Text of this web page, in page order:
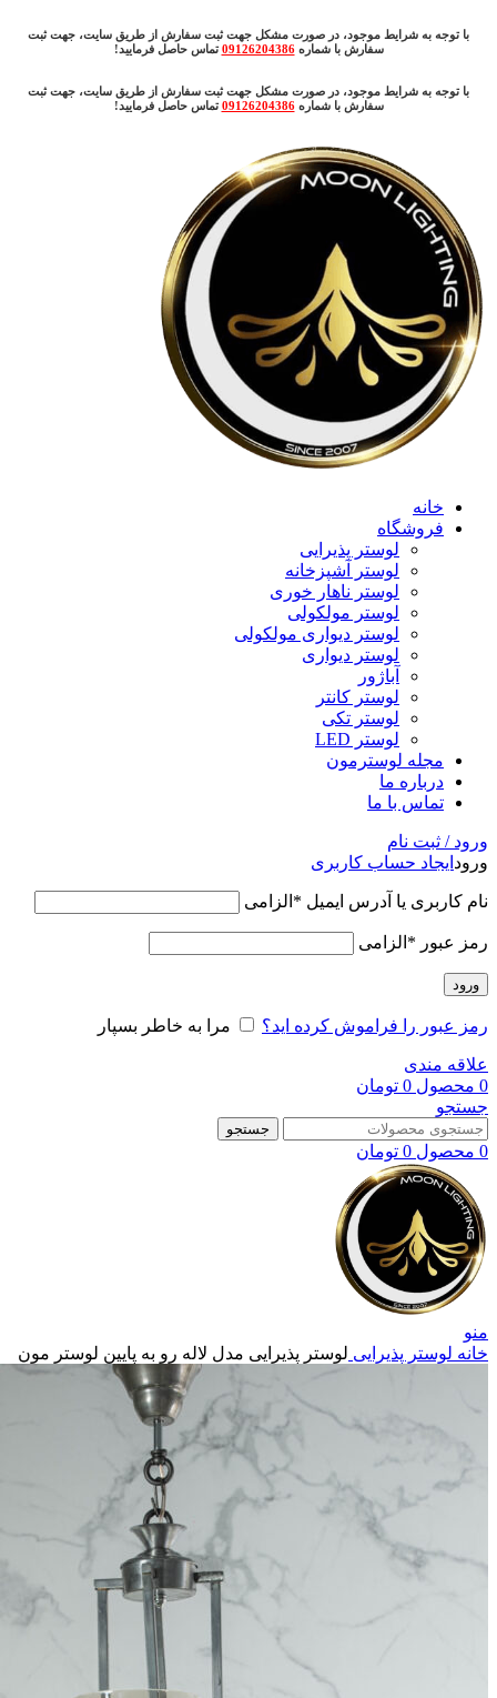
با توجه به شرایط موجود، در صورت مشکل جهت ثبت سفارش از طریق سایت، جهت ثبت
سفارش با شماره09126204386 تماس حاصل فرمایید!
با توجه به شرایط موجود، در صورت مشکل جهت ثبت سفارش از طریق سایت، جهت ثبت
سفارش با شماره09126204386 تماس حاصل فرمایید!
خانه
فروشگاه
لوستر پذیرایی
لوستر آشپزخانه
لوستر ناهار خوری
لوستر مولکولی
لوستر دیواری مولکولی
لوستر دیواری
آباژور
لوستر کانتر
لوستر تکی
لوستر LED
مجله لوسترمون
درباره ما
تماس با ما
ورود / ثبت نام
ورود ایجاد حساب کاربری
نام کاربری یا آدرس ایمیل * الزامی
رمز عبور * الزامی
ورود
رمز عبور را فراموش کرده اید؟ مرا به خاطر بسپار
علاقه مندی
0 محصول 0 تومان
جستجو
جستجو
0 محصول 0 تومان
منو
خانه لوستر پذیرایی لوستر پذیرایی مدل لاله رو به پایین لوستر مون